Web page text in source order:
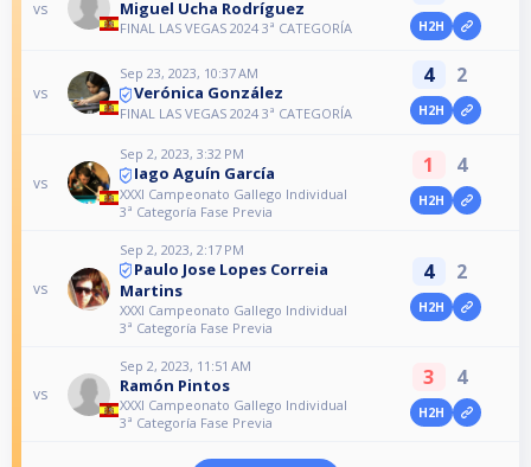
vs Miguel Ucha Rodríguez
FINAL LAS VEGAS 2024 3ª CATEGORÍA H2H
vs
Sep 23, 2023, 10:37 AM
Verónica González
FINAL LAS VEGAS 2024 3ª CATEGORÍA
4 2
H2H
vs
Sep 2, 2023, 3:32 PM
Iago Aguín García
XXXI Campeonato Gallego Individual
3ª Categoría Fase Previa
1 4
H2H
vs
Sep 2, 2023, 2:17 PM
Paulo Jose Lopes Correia
Martins
XXXI Campeonato Gallego Individual
3ª Categoría Fase Previa
4 2
H2H
vs
Sep 2, 2023, 11:51 AM
Ramón Pintos
XXXI Campeonato Gallego Individual
3ª Categoría Fase Previa
3 4
H2H